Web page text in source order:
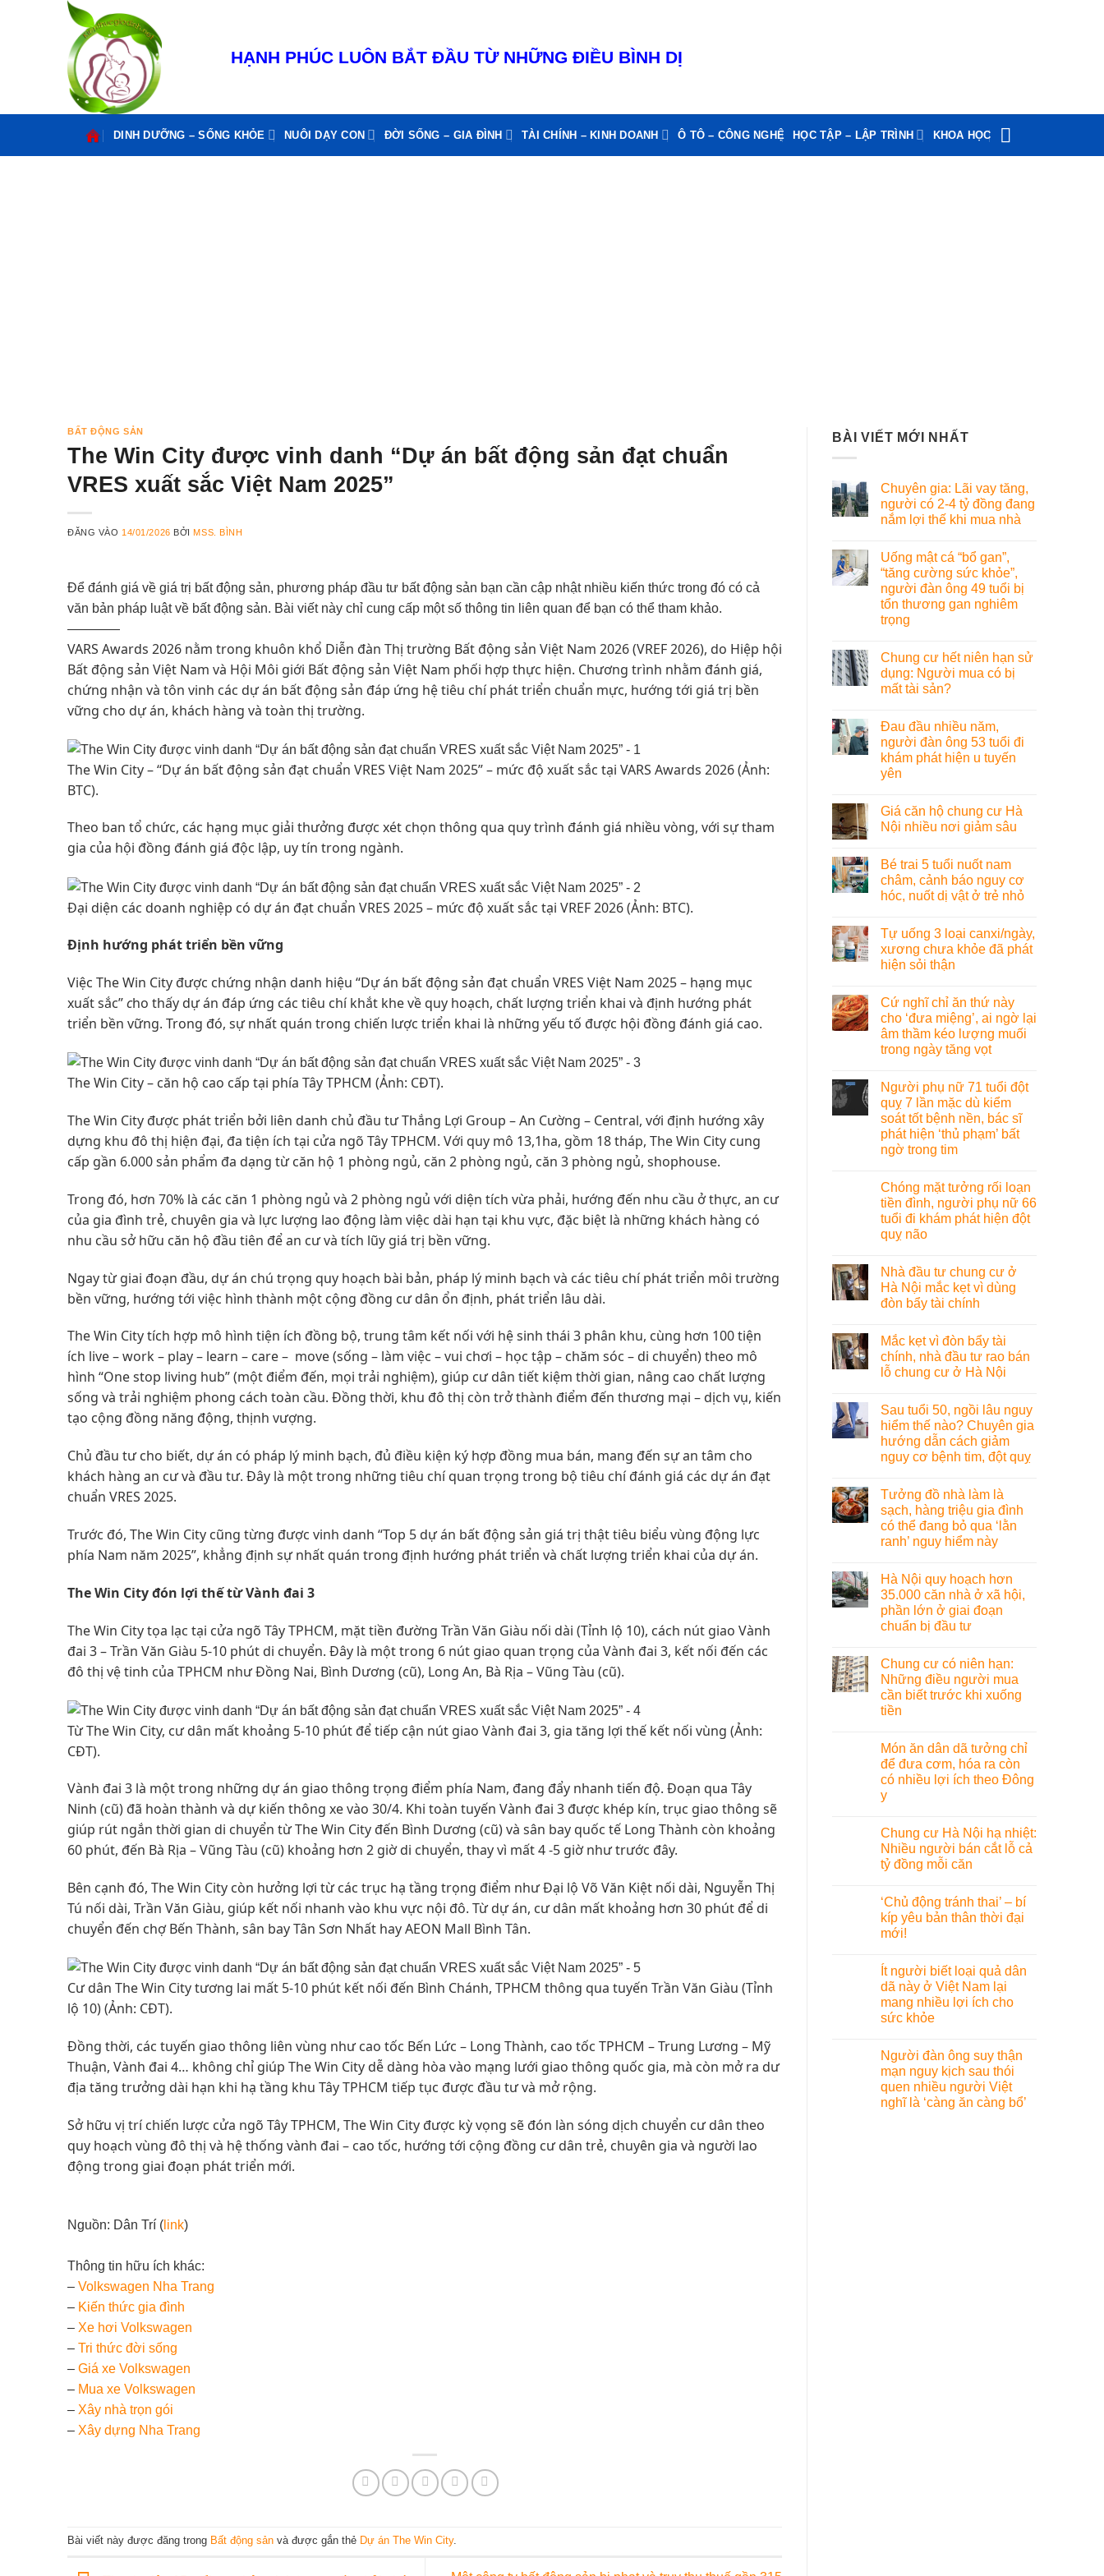
HẠNH PHÚC LUÔN BẮT ĐẦU TỪ NHỮNG ĐIỀU BÌNH DỊ
DINH DƯỠNG – SỐNG KHỎE NUÔI DẠY CON ĐỜI SỐNG – GIA ĐÌNH TÀI CHÍNH – KINH DOANH Ô TÔ – CÔNG NGHỆ HỌC TẬP – LẬP TRÌNH KHOA HỌC
BẤT ĐỘNG SẢN
The Win City được vinh danh “Dự án bất động sản đạt chuẩn
VRES xuất sắc Việt Nam 2025”
ĐĂNG VÀO 14/01/2026 BỞIMSS. BÌNH
Để đánh giá về giá trị bất động sản, phương pháp đầu tư bất động sản bạn cần cập nhật nhiều kiến thức trong đó có cả
văn bản pháp luật về bất động sản. Bài viết này chỉ cung cấp một số thông tin liên quan để bạn có thể tham khảo.
————
VARS Awards 2026 nằm trong khuôn khổ Diễn đàn Thị trường Bất động sản Việt Nam 2026 (VREF 2026), do Hiệp hội
Bất động sản Việt Nam và Hội Môi giới Bất động sản Việt Nam phối hợp thực hiện. Chương trình nhằm đánh giá,
chứng nhận và tôn vinh các dự án bất động sản đáp ứng hệ tiêu chí phát triển chuẩn mực, hướng tới giá trị bền
vững cho dự án, khách hàng và toàn thị trường.
The Win City – “Dự án bất động sản đạt chuẩn VRES Việt Nam 2025” – mức độ xuất sắc tại VARS Awards 2026 (Ảnh:
BTC).
Theo ban tổ chức, các hạng mục giải thưởng được xét chọn thông qua quy trình đánh giá nhiều vòng, với sự tham
gia của hội đồng đánh giá độc lập, uy tín trong ngành.
Đại diện các doanh nghiệp có dự án đạt chuẩn VRES 2025 – mức độ xuất sắc tại VREF 2026 (Ảnh: BTC).
Định hướng phát triển bền vững
Việc The Win City được chứng nhận danh hiệu “Dự án bất động sản đạt chuẩn VRES Việt Nam 2025 – hạng mục
xuất sắc”cho thấy dự án đáp ứng các tiêu chí khắt khe về quy hoạch, chất lượng triển khai và định hướng phát
triển bền vững. Trong đó, sự nhất quán trong chiến lược triển khai là những yếu tố được hội đồng đánh giá cao.
The Win City – căn hộ cao cấp tại phía Tây TPHCM (Ảnh: CĐT).
The Win City được phát triển bởi liên danh chủ đầu tư Thắng Lợi Group – An Cường – Central, với định hướng xây
dựng khu đô thị hiện đại, đa tiện ích tại cửa ngõ Tây TPHCM. Với quy mô 13,1ha, gồm 18 tháp, The Win City cung
cấp gần 6.000 sản phẩm đa dạng từ căn hộ 1 phòng ngủ, căn 2 phòng ngủ, căn 3 phòng ngủ, shophouse.
Trong đó, hơn 70% là các căn 1 phòng ngủ và 2 phòng ngủ với diện tích vừa phải, hướng đến nhu cầu ở thực, an cư
của gia đình trẻ, chuyên gia và lực lượng lao động làm việc dài hạn tại khu vực, đặc biệt là những khách hàng có
nhu cầu sở hữu căn hộ đầu tiên để an cư và tích lũy giá trị bền vững.
Ngay từ giai đoạn đầu, dự án chú trọng quy hoạch bài bản, pháp lý minh bạch và các tiêu chí phát triển môi trường
bền vững, hướng tới việc hình thành một cộng đồng cư dân ổn định, phát triển lâu dài.
The Win City tích hợp mô hình tiện ích đồng bộ, trung tâm kết nối với hệ sinh thái 3 phân khu, cùng hơn 100 tiện
ích live – work – play – learn – care – move (sống – làm việc – vui chơi – học tập – chăm sóc – di chuyển) theo mô
hình “One stop living hub” (một điểm đến, mọi trải nghiệm), giúp cư dân tiết kiệm thời gian, nâng cao chất lượng
sống và trải nghiệm phong cách toàn cầu. Đồng thời, khu đô thị còn trở thành điểm đến thương mại – dịch vụ, kiến
tạo cộng đồng năng động, thịnh vượng.
Chủ đầu tư cho biết, dự án có pháp lý minh bạch, đủ điều kiện ký hợp đồng mua bán, mang đến sự an tâm cho
khách hàng an cư và đầu tư. Đây là một trong những tiêu chí quan trọng trong bộ tiêu chí đánh giá các dự án đạt
chuẩn VRES 2025.
Trước đó, The Win City cũng từng được vinh danh “Top 5 dự án bất động sản giá trị thật tiêu biểu vùng động lực
phía Nam năm 2025”, khẳng định sự nhất quán trong định hướng phát triển và chất lượng triển khai của dự án.
The Win City đón lợi thếtừVành đai 3
The Win City tọa lạc tại cửa ngõ Tây TPHCM, mặt tiền đường Trần Văn Giàu nối dài (Tỉnh lộ 10), cách nút giao Vành
đai 3 – Trần Văn Giàu 5-10 phút di chuyển. Đây là một trong 6 nút giao quan trọng của Vành đai 3, kết nối đến các
đô thị vệ tinh của TPHCM như Đồng Nai, Bình Dương (cũ), Long An, Bà Rịa – Vũng Tàu (cũ).
Từ The Win City, cư dân mất khoảng 5-10 phút để tiếp cận nút giao Vành đai 3, gia tăng lợi thế kết nối vùng (Ảnh:
CĐT).
Vành đai 3 là một trong những dự án giao thông trọng điểm phía Nam, đang đẩy nhanh tiến độ. Đoạn qua Tây
Ninh (cũ) đã hoàn thành và dự kiến thông xe vào 30/4. Khi toàn tuyến Vành đai 3 được khép kín, trục giao thông sẽ
giúp rút ngắn thời gian di chuyển từ The Win City đến Bình Dương (cũ) và sân bay quốc tế Long Thành còn khoảng
60 phút, đến Bà Rịa – Vũng Tàu (cũ) khoảng hơn 2 giờ di chuyển, thay vì mất 4 -5 giờ như trước đây.
Bên cạnh đó, The Win City còn hưởng lợi từ các trục hạ tầng trọng điểm như Đại lộ Võ Văn Kiệt nối dài, Nguyễn Thị
Tú nối dài, Trần Văn Giàu, giúp kết nối nhanh vào khu vực nội đô. Từ dự án, cư dân mất khoảng hơn 30 phút để di
chuyển đến chợ Bến Thành, sân bay Tân Sơn Nhất hay AEON Mall Bình Tân.
Cư dân The Win City tương lai mất 5-10 phút kết nối đến Bình Chánh, TPHCM thông qua tuyến Trần Văn Giàu (Tỉnh
lộ 10) (Ảnh: CĐT).
Đồng thời, các tuyến giao thông liên vùng như cao tốc Bến Lức – Long Thành, cao tốc TPHCM – Trung Lương – Mỹ
Thuận, Vành đai 4… không chỉ giúp The Win City dễ dàng hòa vào mạng lưới giao thông quốc gia, mà còn mở ra dư
địa tăng trưởng dài hạn khi hạ tầng khu Tây TPHCM tiếp tục được đầu tư và mở rộng.
Sở hữu vị trí chiến lược cửa ngõ Tây TPHCM, The Win City được kỳ vọng sẽ đón làn sóng dịch chuyển cư dân theo
quy hoạch vùng đô thị và hệ thống vành đai – cao tốc, hướng tới cộng đồng cư dân trẻ, chuyên gia và người lao
động trong giai đoạn phát triển mới.
Nguồn: Dân Trí ( link)
Thông tin hữu ích khác:
– Volkswagen Nha Trang
– Kiến thức gia đình
– Xe hơi Volkswagen
– Tri thức đời sống
– Giá xe Volkswagen
– Mua xe Volkswagen
– Xây nhà trọn gói
– Xây dựng Nha Trang
Bài viết này được đăng trong Bất động sản và được gắn thẻ Dự án The Win City.
BÀI VIẾT MỚI NHẤT
Chuyên gia: Lãi vay tăng,
người có 2-4 tỷ đồng đang
nắm lợi thế khi mua nhà
Uống mật cá “bổ gan”,
“tăng cường sức khỏe”,
người đàn ông 49 tuổi bị
tổn thương gan nghiêm
trọng
Chung cư hết niên hạn sử
dụng: Người mua có bị
mất tài sản?
Đau đầu nhiều năm,
người đàn ông 53 tuổi đi
khám phát hiện u tuyến
yên
Giá căn hộ chung cư Hà
Nội nhiều nơi giảm sâu
Bé trai 5 tuổi nuốt nam
châm, cảnh báo nguy cơ
hóc, nuốt dị vật ở trẻ nhỏ
Tự uống 3 loại canxi/ngày,
xương chưa khỏe đã phát
hiện sỏi thận
Cứ nghĩ chỉ ăn thứ này
cho ‘đưa miệng’, ai ngờ lại
âm thầm kéo lượng muối
trong ngày tăng vọt
Người phụ nữ 71 tuổi đột
quỵ 7 lần mặc dù kiểm
soát tốt bệnh nền, bác sĩ
phát hiện ‘thủ phạm’ bất
ngờ trong tim
Chóng mặt tưởng rối loạn
tiền đình, người phụ nữ 66
tuổi đi khám phát hiện đột
quỵ não
Nhà đầu tư chung cư ở
Hà Nội mắc kẹt vì dùng
đòn bẩy tài chính
Mắc kẹt vì đòn bẩy tài
chính, nhà đầu tư rao bán
lỗ chung cư ở Hà Nội
Sau tuổi 50, ngồi lâu nguy
hiểm thế nào? Chuyên gia
hướng dẫn cách giảm
nguy cơ bệnh tim, đột quỵ
Tưởng đồ nhà làm là
sạch, hàng triệu gia đình
có thể đang bỏ qua ‘lằn
ranh’ nguy hiểm này
Hà Nội quy hoạch hơn
35.000 căn nhà ở xã hội,
phần lớn ở giai đoạn
chuẩn bị đầu tư
Chung cư có niên hạn:
Những điều người mua
cần biết trước khi xuống
tiền
Món ăn dân dã tưởng chỉ
để đưa cơm, hóa ra còn
có nhiều lợi ích theo Đông
y
Chung cư Hà Nội hạ nhiệt:
Nhiều người bán cắt lỗ cả
tỷ đồng mỗi căn
‘Chủ động tránh thai’ – bí
kíp yêu bản thân thời đại
mới!
Ít người biết loại quả dân
dã này ở Việt Nam lại
mang nhiều lợi ích cho
sức khỏe
Người đàn ông suy thận
mạn nguy kịch sau thói
quen nhiều người Việt
nghĩ là ‘càng ăn càng bổ’